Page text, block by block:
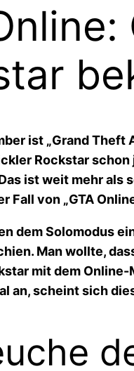
ist „Grand
Rockstar
ist weit mehr
Fall von „GTA
dem Solomodus
Man wollte,
mit dem
an, scheint sich